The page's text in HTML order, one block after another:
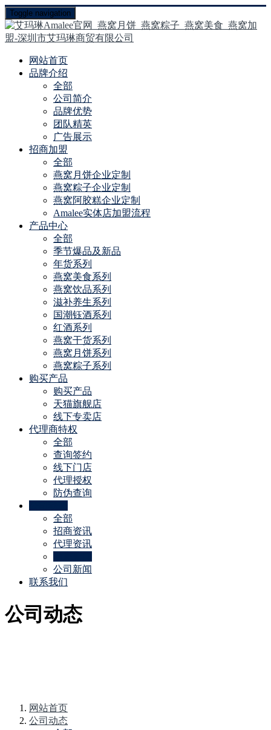
Toggle navigation
网站首页
品牌介绍
全部
公司简介
品牌优势
团队精英
广告展示
招商加盟
全部
燕窝月饼企业定制
燕窝粽子企业定制
燕窝阿胶糕企业定制
Amalee实体店加盟流程
产品中心
全部
季节爆品及新品
年货系列
燕窝美食系列
燕窝饮品系列
滋补养生系列
国潮钰酒系列
红酒系列
燕窝干货系列
燕窝月饼系列
燕窝粽子系列
购买产品
购买产品
天猫旗舰店
线下专卖店
代理商特权
全部
查询签约
线下门店
代理授权
防伪查询
全部
招商资讯
代理资讯
公司新闻
联系我们
公司动态
网站首页
公司动态